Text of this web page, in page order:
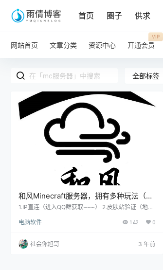
首页 圈子 供求
网站首页 文章分类 资源中心 开通会员
VIP
全部标签
和风Minecraft服务器，拥有多种玩法（支
持1.8-1.19.3）
1.IP直连（进入QQ群获取~~~） 2.皮肤站验证（地
4.纯插件服务器（无需安装mod） 5.自2021.08.31开
----------------------- 玩法介绍： 1.生存 原版纯
净1.19.3生存支持，其他版本进入o~~~ 2.方块竞技场
电脑软件 142 0
社会你旭哥 3 年前